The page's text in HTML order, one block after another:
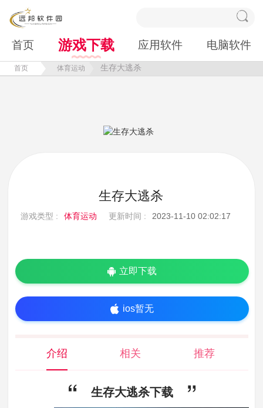
首页 游戏下载 应用软件 电脑软件
首页 体育运动 生存大逃杀
生存大逃杀
游戏类型 : 体育运动 更新时间 : 2023-11-10 02:02:17
立即下载
ios暂无
介绍 相关 推荐
生存大逃杀下载